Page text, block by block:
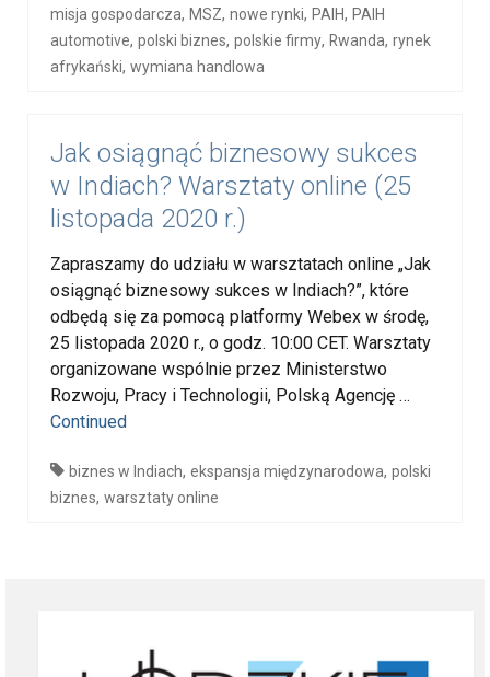
misja gospodarcza, MSZ, nowe rynki, PAIH, PAIH
automotive, polski biznes, polskie firmy, Rwanda, rynek
afrykański, wymiana handlowa
Jak osiągnąć biznesowy sukces
w Indiach? Warsztaty online (25
listopada 2020 r.)
Zapraszamy do udziału w warsztatach online „Jak
osiągnąć biznesowy sukces w Indiach?”, które
odbędą się za pomocą platformy Webex w środę,
25 listopada 2020 r., o godz. 10:00 CET. Warsztaty
organizowane wspólnie przez Ministerstwo
Rozwoju, Pracy i Technologii, Polską Agencję …
Continued
biznes w Indiach, ekspansja międzynarodowa, polski
biznes, warsztaty online